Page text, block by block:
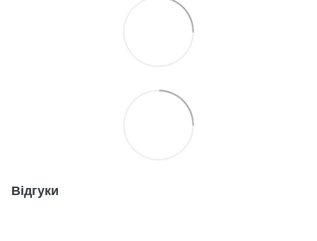
Відгуки